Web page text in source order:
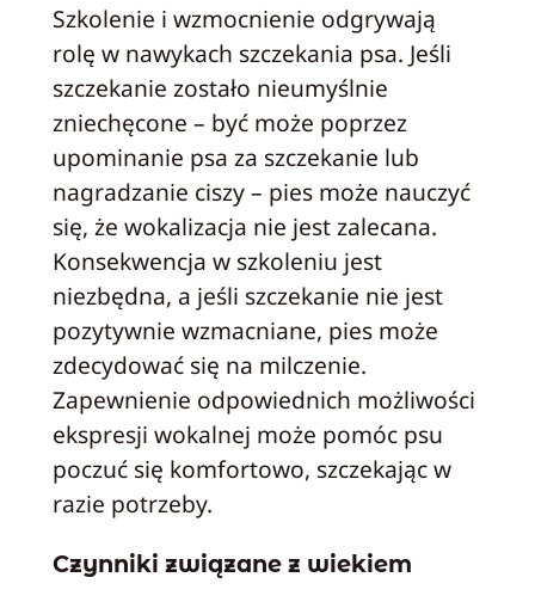
Szkolenie i wzmocnienie odgrywają
rolę w nawykach szczekania psa. Jeśli
szczekanie zostało nieumyślnie
zniechęcone – być może poprzez
upominanie psa za szczekanie lub
nagradzanie ciszy – pies może nauczyć
się, że wokalizacja nie jest zalecana.
Konsekwencja w szkoleniu jest
niezbędna, a jeśli szczekanie nie jest
pozytywnie wzmacniane, pies może
zdecydować się na milczenie.
Zapewnienie odpowiednich możliwości
ekspresji wokalnej może pomóc psu
poczuć się komfortowo, szczekając w
razie potrzeby.
Czynniki związane z wiekiem